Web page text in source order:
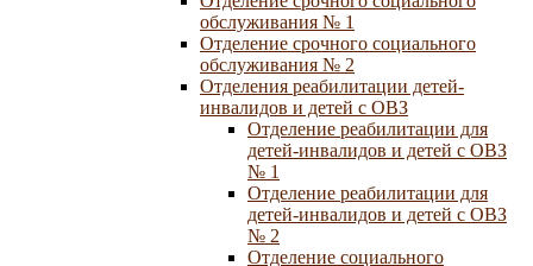
обслуживания № 1
Отделение срочного социального
обслуживания № 2
Отделения реабилитации детей-
инвалидов и детей с ОВЗ
Отделение реабилитации для
детей-инвалидов и детей с ОВЗ
№ 1
Отделение реабилитации для
детей-инвалидов и детей с ОВЗ
№ 2
Отделение социального